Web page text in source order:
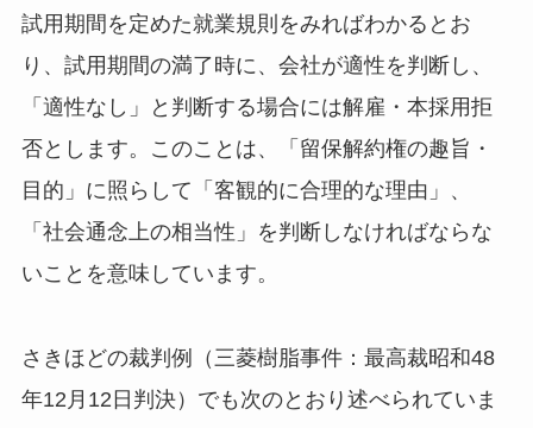
試用期間を定めた就業規則をみればわかるとお
り、試用期間の満了時に、会社が適性を判断し、
「適性なし」と判断する場合には解雇・本採用拒
否とします。このことは、「留保解約権の趣旨・
目的」に照らして「客観的に合理的な理由」、
「社会通念上の相当性」を判断しなければならな
いことを意味しています。
さきほどの裁判例（三菱樹脂事件：最高裁昭和48
年12月12日判決）でも次のとおり述べられていま